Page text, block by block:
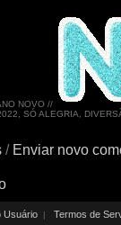
NOVO //
SÓ ALEGRIA,
/ Enviar novo
Usuário | Termos de